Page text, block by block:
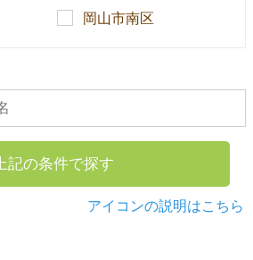
岡山市南区
記の条件で探す
アイコンの説明はこちら